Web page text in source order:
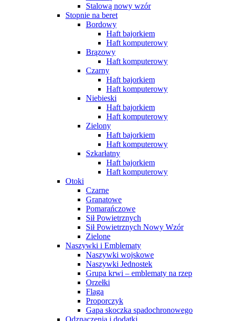
Stalową nowy wzór
Stopnie na beret
Bordowy
Haft bajorkiem
Haft komputerowy
Brązowy
Haft komputerowy
Czarny
Haft bajorkiem
Haft komputerowy
Niebieski
Haft bajorkiem
Haft komputerowy
Zielony
Haft bajorkiem
Haft komputerowy
Szkarłatny
Haft bajorkiem
Haft komputerowy
Otoki
Czarne
Granatowe
Pomarańczowe
Sił Powietrznych
Sił Powietrznych Nowy Wzór
Zielone
Naszywki i Emblematy
Naszywki wojskowe
Naszywki Jednostek
Grupa krwi – emblematy na rzep
Orzełki
Flaga
Proporczyk
Gapa skoczka spadochronowego
Odznaczenia i dodatki